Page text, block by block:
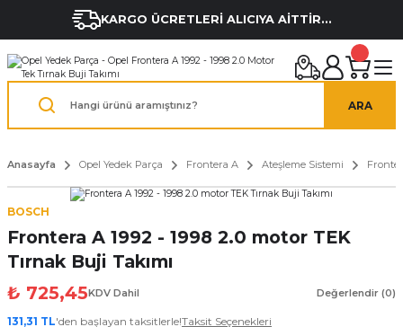
KARGO ÜCRETLERİ ALICIYA AİTTİR...
ARA
Anasayfa Opel Yedek Parça Frontera A Ateşleme Sistemi
BOSCH
Frontera A 1992 - 1998 2.0 motor TEK
Tırnak Buji Takımı
₺ 725,45KDV Dahil Değerlendir (0)
131,31 TL'den başlayan taksitlerle!Taksit Seçenekleri